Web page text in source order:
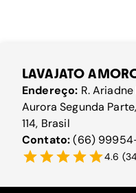
LAVAJATO
Endereço: R.
Aurora Segunda
114, Brasil
Contato:(66)
4.6 (